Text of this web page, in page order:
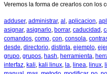
Veremos la forma de crearlos con los
adduser, administrar, al aplicacion
asignar, asignarlo borrar, caducidad
comandos como con consola
desde directorio distinta ejemplo
grupo grupos hash herramienta
interfaz kali kali linux la linea linux